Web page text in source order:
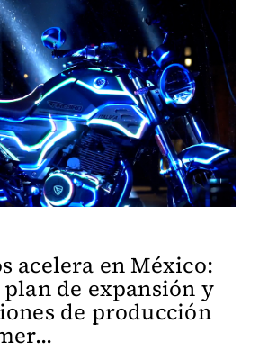
acelera en México:
de expansión y
de producción